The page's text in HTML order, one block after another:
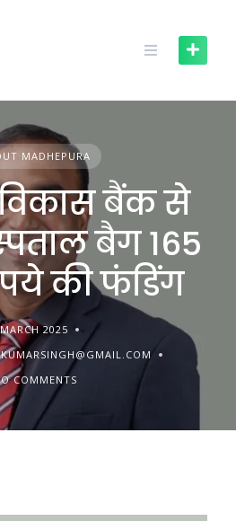
MADHEPURA
बैंक से
बैग 165
की फंडिंग
2025
COMMENTS